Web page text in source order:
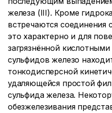
железа (III). Кроме
встречаются соединения
это характерно и для
загрязнённой
сульфидов железо
тонкодисперсной
удаляющейся простой
сульфида железа.
обезжелезивания